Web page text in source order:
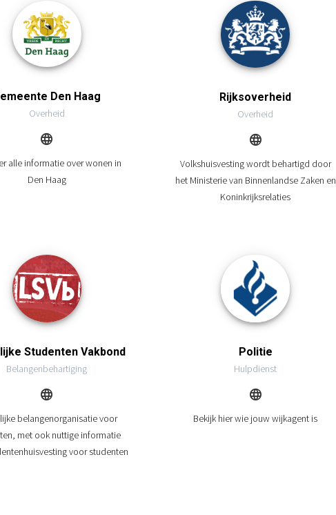
Den Haag
Overheid
alle informatie over wonen in
Den Haag
Rijksoverheid
Overheid
Volkshuisvesting wordt behartigd door
het Ministerie van Binnenlandse Zaken en
Koninkrijksrelaties
Studenten Vakbond
Belangenbehartiging
belangenorganisatie voor
met ook nuttige informatie
voor studenten
Politie
Hulpdienst
Bekijk hier wie jouw wijkagent is